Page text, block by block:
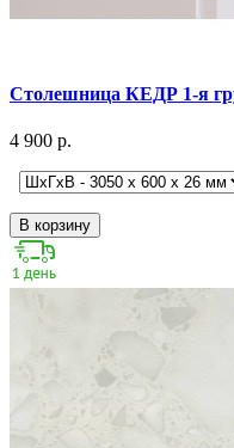
Столешница КЕДР 1-я
4 900 р.
В корзину